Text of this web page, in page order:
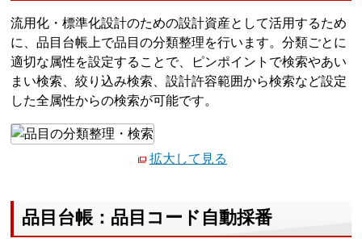
流用化・標準化設計のための設計資産として活用するため
に、品目台帳上で品目の分類整理を行います。分類ごとに
適切な属性を設定することで、ピンポイントで検索やあい
まい検索、絞り込み検索、設計許容範囲から検索など設定
した全属性からの検索が可能です。
拡大して見る
品目台帳：品目コード自動採番